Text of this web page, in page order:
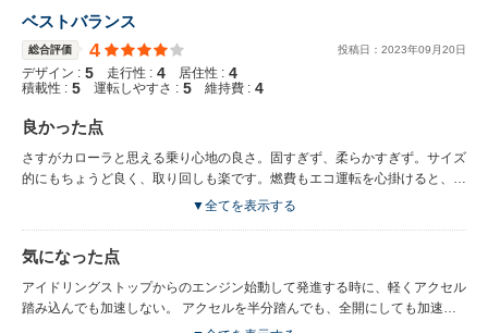
ベストバランス
総合評価 4 投稿日： 2023年09 月20日
デザイン : 5 走行性 : 4 居住性 : 4
積載性 : 5 運転しやすさ : 5 維持費 : 4
良かった点
さすがカローラと思える乗り心地の良さ。固すぎず、柔らかすぎず。サイズ
的にもちょうど良く、取り回しも楽です。燃費もエコ運転を心掛けると、車
載燃費計で21km/Lを記録し、平均で19km/Lはいきます。
▼全てを表示する
気になった点
アイドリングストップからのエンジン始動して発進する時に、軽くアクセル
踏み込んでも加速しない。 アクセルを半分踏んでも、全開にしても加速性